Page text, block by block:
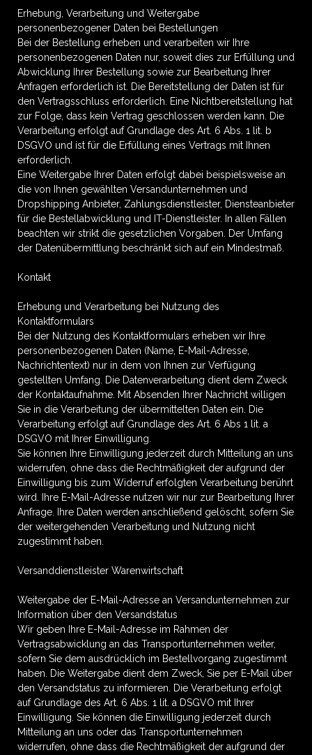
Erhebung, Verarbeitung und Weitergabe
personenbezogener Daten bei Bestellungen
Bei der Bestellung erheben und verarbeiten wir Ihre
personenbezogenen Daten nur, soweit dies zur Erfüllung und
Abwicklung Ihrer Bestellung sowie zur Bearbeitung Ihrer
Anfragen erforderlich ist. Die Bereitstellung der Daten ist für
den Vertragsschluss erforderlich. Eine Nichtbereitstellung hat
zur Folge, dass kein Vertrag geschlossen werden kann. Die
Verarbeitung erfolgt auf Grundlage des Art. 6 Abs. 1 lit. b
DSGVO und ist für die Erfüllung eines Vertrags mit Ihnen
erforderlich.
Eine Weitergabe Ihrer Daten erfolgt dabei beispielsweise an
die von Ihnen gewählten Versandunternehmen und
Dropshipping Anbieter, Zahlungsdienstleister, Diensteanbieter
für die Bestellabwicklung und IT-Dienstleister. In allen Fällen
beachten wir strikt die gesetzlichen Vorgaben. Der Umfang
der Datenübermittlung beschränkt sich auf ein Mindestmaß.
Kontakt
Erhebung und Verarbeitung bei Nutzung des
Kontaktformulars
Bei der Nutzung des Kontaktformulars erheben wir Ihre
personenbezogenen Daten (Name, E-Mail-Adresse,
Nachrichtentext) nur in dem von Ihnen zur Verfügung
gestellten Umfang. Die Datenverarbeitung dient dem Zweck
der Kontaktaufnahme. Mit Absenden Ihrer Nachricht willigen
Sie in die Verarbeitung der übermittelten Daten ein. Die
Verarbeitung erfolgt auf Grundlage des Art. 6 Abs 1 lit. a
DSGVO mit Ihrer Einwilligung.
Sie können Ihre Einwilligung jederzeit durch Mitteilung an uns
widerrufen, ohne dass die Rechtmäßigkeit der aufgrund der
Einwilligung bis zum Widerruf erfolgten Verarbeitung berührt
wird. Ihre E-Mail-Adresse nutzen wir nur zur Bearbeitung Ihrer
Anfrage. Ihre Daten werden anschließend gelöscht, sofern Sie
der weitergehenden Verarbeitung und Nutzung nicht
zugestimmt haben.
Versanddienstleister Warenwirtschaft
Weitergabe der E-Mail-Adresse an Versandunternehmen zur
Information über den Versandstatus
Wir geben Ihre E-Mail-Adresse im Rahmen der
Vertragsabwicklung an das Transportunternehmen weiter,
sofern Sie dem ausdrücklich im Bestellvorgang zugestimmt
haben. Die Weitergabe dient dem Zweck, Sie per E-Mail über
den Versandstatus zu informieren. Die Verarbeitung erfolgt
auf Grundlage des Art. 6 Abs. 1 lit. a DSGVO mit Ihrer
Einwilligung. Sie können die Einwilligung jederzeit durch
Mitteilung an uns oder das Transportunternehmen
widerrufen, ohne dass die Rechtmäßigkeit der aufgrund der